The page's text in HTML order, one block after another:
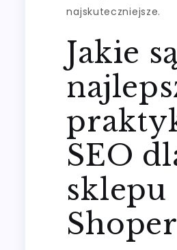
najskuteczniejsze.
Jakie
SEO
sklepu
Shoper